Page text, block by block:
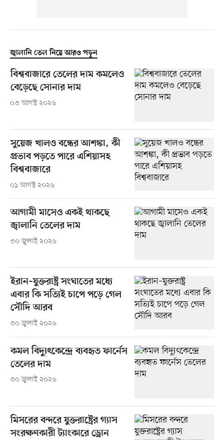
জ্বালানি তেল নিয়ে আরও পড়ুন
বিশ্ববাজারে তেলের দাম কমলেও
বেড়েছে সোনার দাম
০৩ আগস্ট ২০২৬
সুয়েজ খালও বন্ধের আশঙ্কা, কী
প্রভাব পড়তে পারে এশিয়াসহ
বিশ্ববাজারে
০১ আগস্ট ২০২৬
আগামী মাসেও একই থাকছে
জ্বালানি তেলের দাম
৩০ জুলাই ২০২৬
ইরান–যুক্তরাষ্ট্র সংঘাতের মধ্যে
এবার কি সত্যিই চাপে পড়ে গেল
সৌদি আরব
৩০ জুলাই ২০২৬
কমল বিদ্যুৎকেন্দ্রে ব্যবহৃত ফার্নেস
তেলের দাম
৩০ জুলাই ২০২৬
মিসরের বন্দরে যুক্তরাষ্ট্রের গ্যাস
সংরক্ষণকারী ট্যাংকারে ড্রোন